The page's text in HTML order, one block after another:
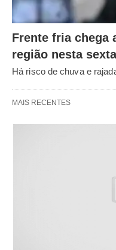
Frente fria chega
região nesta
Há risco de chuva e
MAIS RECENTES